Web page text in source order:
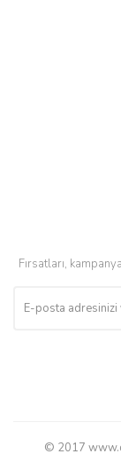
Fırsatları,
© 2017